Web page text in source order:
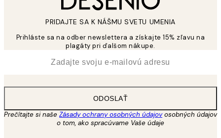
PRIDAJTE SA K NÁŠMU SVETU UMENIA
Prihláste sa na odber newslettera a získajte 15% zľavu na
plagáty pri ďalšom nákupe.
ODOSLAŤ
Prečítajte si naše Zásady ochrany osobných údajovosobných údajov
o tom, ako spracúvame Vaše údaje